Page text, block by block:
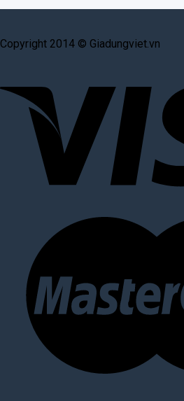
Copyright 2014 © Giadungviet.vn